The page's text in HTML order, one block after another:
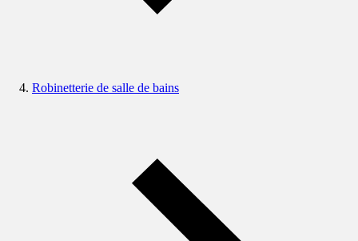
Robinetterie de salle de bains